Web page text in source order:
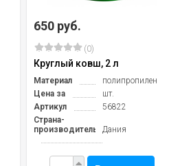
650 руб.
(0)
Круглый ковш, 2 л
Материал
полипропилен
Цена за
шт.
Артикул
56822
Страна-
производитель
Дания